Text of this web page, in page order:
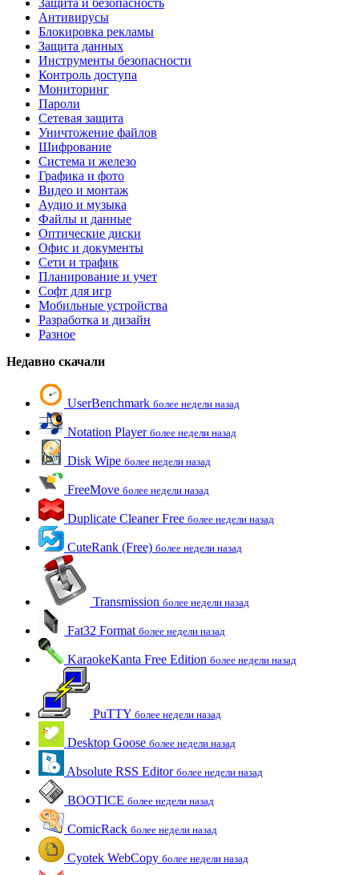
Защита и безопасность
Антивирусы
Блокировка рекламы
Защита данных
Инструменты безопасности
Контроль доступа
Мониторинг
Пароли
Сетевая защита
Уничтожение файлов
Шифрование
Система и железо
Графика и фото
Видео и монтаж
Аудио и музыка
Файлы и данные
Оптические диски
Офис и документы
Сети и трафик
Планирование и учет
Софт для игр
Мобильные устройства
Разработка и дизайн
Разное
Недавно скачали
UserBenchmark более недели назад
Notation Player более недели назад
Disk Wipe более недели назад
FreeMove более недели назад
Duplicate Cleaner Free более недели назад
CuteRank (Free) более недели назад
Transmission более недели назад
Fat32 Format более недели назад
KaraokeKanta Free Edition более недели назад
PuTTY более недели назад
Desktop Goose более недели назад
Absolute RSS Editor более недели назад
BOOTICE более недели назад
ComicRack более недели назад
Cyotek WebCopy более недели назад